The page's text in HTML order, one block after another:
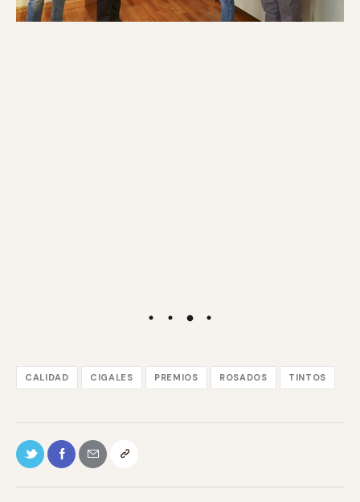
CALIDAD CIGALES PREMIOS ROSADOS TINTOS